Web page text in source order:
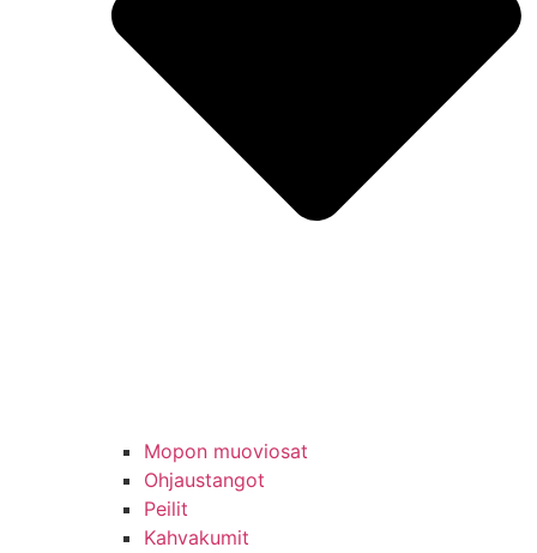
Mopon muoviosat
Ohjaustangot
Peilit
Kahvakumit